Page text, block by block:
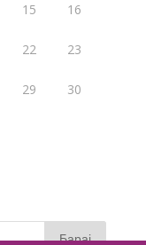
15 16
22 23
29 30